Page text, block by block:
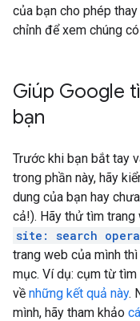
của bạn cho phép
chỉnh để xem chúng
Giúp Google
bạn
Trước khi bạn bắt tay
trong phần này, hãy
dung của bạn hay
cả!). Hãy thử tìm
site: search
trang web của mình
mục. Ví dụ: cụm từ tìm
về những kết quả này.
mình, hãy tham khảo